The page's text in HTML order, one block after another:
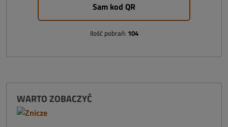
Sam kod QR
Ilość pobrań: 104
WARTO ZOBACZYĆ